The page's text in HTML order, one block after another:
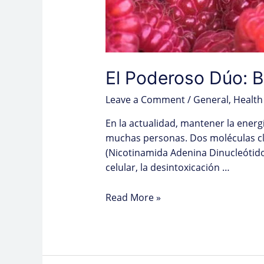
El Poderoso Dúo:
Leave a Comment/ General,
En la actualidad, mantener la
muchas personas. Dos moléculas
(Nicotinamida Adenina
celular, la desintoxicación …
Read More »